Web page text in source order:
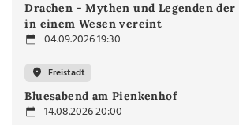
Drachen - Mythen und Legenden der
in einem Wesen vereint
04.09.2026 19:30
Freistadt
Bluesabend am Pienkenhof
14.08.2026 20:00